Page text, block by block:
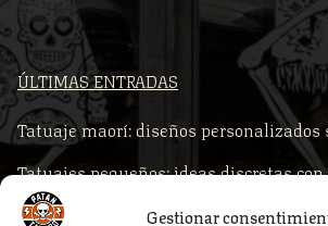
Gestionar
ÚLTIMAS ENTRADAS
Tatuaje maorí: diseños personalizados
Tatuajes pequeños: ideas discretas
Comprar piercings según la zona del